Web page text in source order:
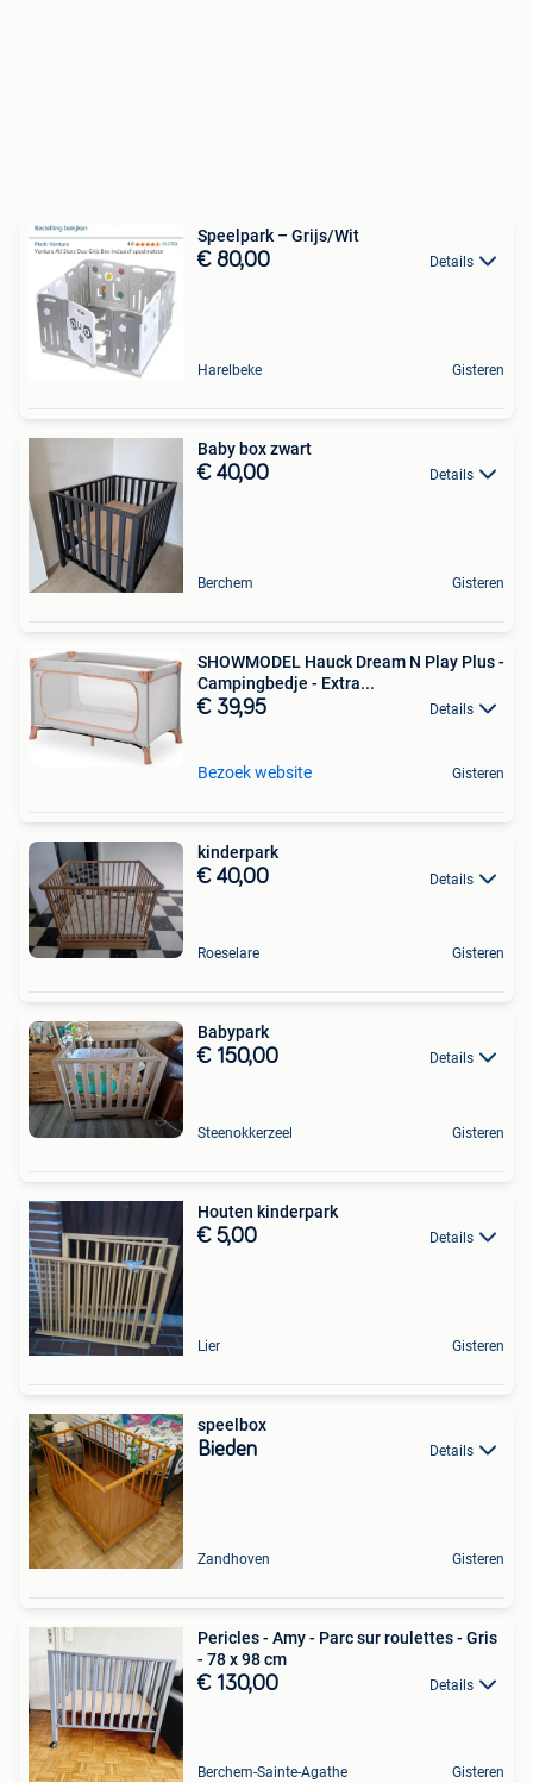
Speelpark – Grijs/Wit
€ 80,00 Details
Harelbeke Gisteren
Baby box zwart
€ 40,00 Details
Berchem Gisteren
SHOWMODEL Hauck Dream N Play Plus -
Campingbedje - Extra...
€ 39,95 Details
Bezoek website Gisteren
kinderpark
€ 40,00 Details
Roeselare Gisteren
Babypark
€ 150,00 Details
Steenokkerzeel Gisteren
Houten kinderpark
€ 5,00 Details
Lier Gisteren
speelbox
Bieden Details
Zandhoven Gisteren
Pericles - Amy - Parc sur roulettes - Gris
- 78 x 98 cm
€ 130,00 Details
Berchem-Sainte-Agathe Gisteren